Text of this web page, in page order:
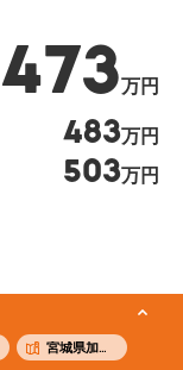
宮城県加美郡色麻町
473万円
483万円
503万円